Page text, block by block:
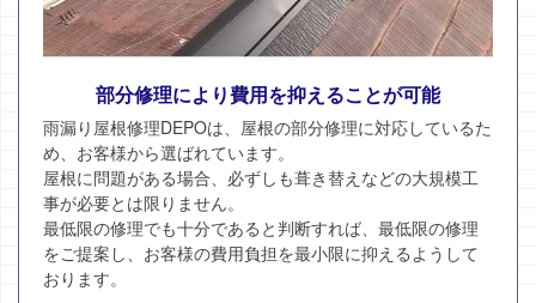
部分修理により費用を抑えることが可能
雨漏り屋根修理DEPOは、屋根の部分修理に対応しているた
め、お客様から選ばれています。
屋根に問題がある場合、必ずしも葺き替えなどの大規模工
事が必要とは限りません。
最低限の修理でも十分であると判断すれば、最低限の修理
をご提案し、お客様の費用負担を最小限に抑えるようして
おります。